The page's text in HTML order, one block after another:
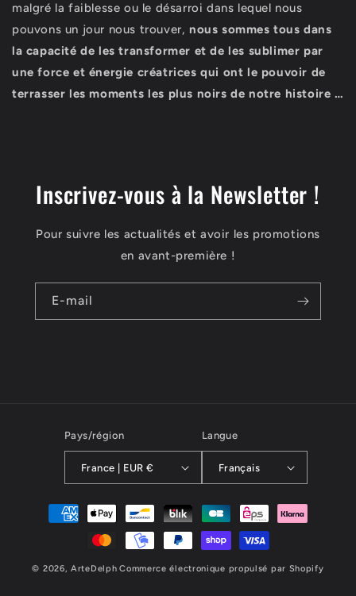
malgré la faiblesse ou le désarroi dans lequel nous
pouvons un jour nous trouver, nous sommes tous dans
la capacité de les transformer et de les sublimer par
une force et énergie créatrices qui ont le pouvoir de
terrasser les moments les plus noirs de notre histoire …
Inscrivez-vous à la Newsletter !
Pour suivre les actualités et avoir les promotions
en avant-première !
E-mail
Pays/région
France | EUR €
Langue
Français
Moyens
© 2026,ArteDelph Commerce électronique propulsé par Shopify